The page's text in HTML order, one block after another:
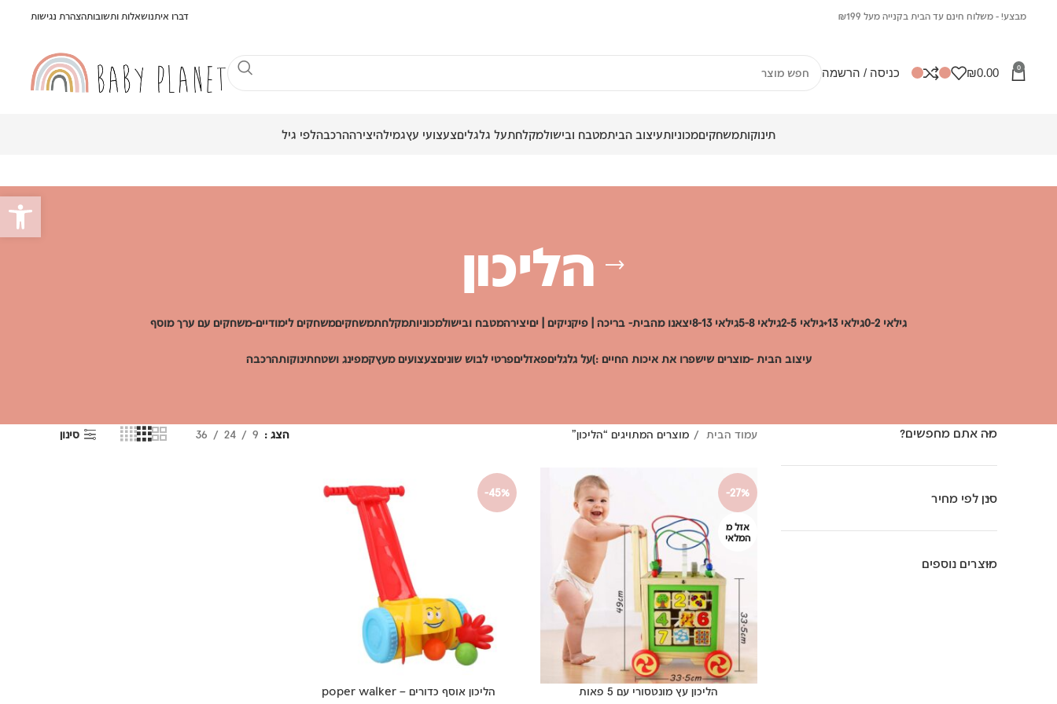
מבצע! - משלוח חינם עד הבית בקנייה מעל ₪199 דברו איתנושאלות ותשובותהצהרת נגישות
0
₪0.00 כניסה / הרשמה
תינוקותמשחקיםמכוניותעיצוב הביתמטבח ובישולמקלחתעל גלגליםצעצועי עץגמילהיצירההרכבהלפי גיל
הליכון
גילאי 0-2 גילאי 13+ גילאי 2-5 גילאי 5-8 גילאי 8-13 יצאנו מהבית- בריכה | פיקניקים | יםיצירהמטבח ובישולמכוניותמקלחתמשחקיםמשחקים לימודיים-משחקים עם ערך מוסף
עיצוב הבית -מוצרים שישפרו את איכות החיים :)על גלגליםפאזליםפרטי לבוש שוניםצעצועים מעץקמפינג ושטחתינוקותהרכבה
מה אתם מחפשים?
סנן לפי מחיר
מוצרים נוספים
עמוד הבית מוצרים המתויגים “הליכון” הצג 9
24
36 סינון
-27%
אזל מ
המלאי
הליכון עץ מונטסורי עם 5 פאות
-45%
הליכון אוסף כדורים – poper walker
פתח